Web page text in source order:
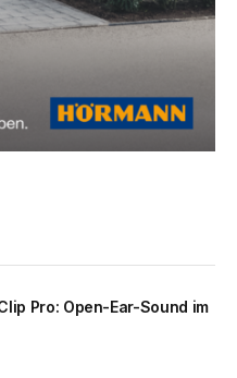
Pro: Open-Ear-Sound im